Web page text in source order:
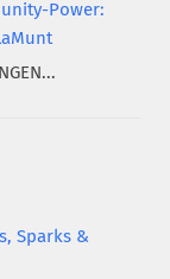
Power:
Sparks &